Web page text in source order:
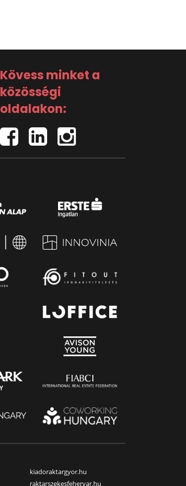
Kövess minket a
közösségi
oldalakon:
kiadoraktargyor.hu
raktarszekesfehervar.hu